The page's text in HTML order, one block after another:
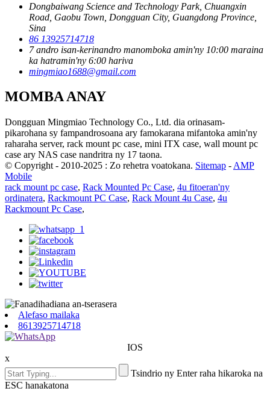
Dongbaiwang Science and Technology Park, Chuangxin
Road, Gaobu Town, Dongguan City, Guangdong Province,
Sina
86 13925714718
7 andro isan-kerinandro manomboka amin'ny 10:00 maraina
ka hatramin'ny 6:00 hariva
mingmiao1688@gmail.com
MOMBA ANAY
Dongguan Mingmiao Technology Co., Ltd. dia orinasam-
pikarohana sy fampandrosoana ary famokarana mifantoka amin'ny
raharaha server, rack mount pc case, mini ITX case, wall mount pc
case ary NAS case nandritra ny 17 taona.
© Copyright - 2010-2025 : Zo rehetra voatokana. Sitemap - AMP
Mobile
rack mount pc case, Rack Mounted Pc Case, 4u fitoeran'ny
ordinatera, Rackmount PC Case, Rack Mount 4u Case, 4u
Rackmount Pc Case,
Alefaso mailaka
8613925714718
IOS
x
Tsindrio ny Enter raha hikaroka na
ESC hanakatona